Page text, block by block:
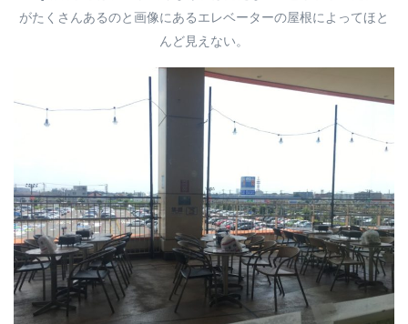
がたくさんあるのと画像にあるエレベーターの屋根によってほと
んど見えない。